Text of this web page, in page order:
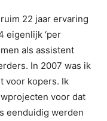
22 jaar ervaring
eigenlijk ‘per
als assistent
In 2007 was ik
voor kopers. Ik
voor dat
eenduidig werden